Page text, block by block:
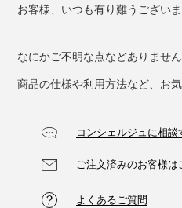
お客様、いつも有り難うございま
なにかご不明な点などありませ
商品の仕様や利用方法など、お
コンシェルジュに相談
ご注文済みのお客様は
よくあるご質問